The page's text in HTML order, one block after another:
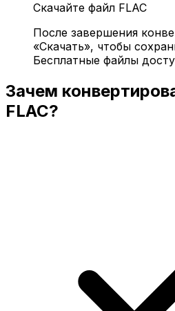
Скачайте файл FLAC
После завершения
«Скачать», чтобы
Бесплатные файлы
Зачем
FLAC?